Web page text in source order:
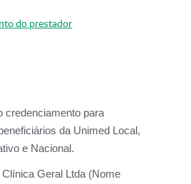
do prestador
credenciamento para
da Unimed Local,
e Nacional.
Geral Ltda (Nome